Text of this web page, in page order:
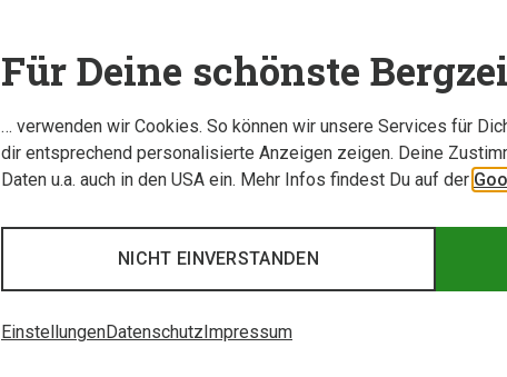
Für Deine schönste
… verwenden wir Cookies. So können wir unsere Services für
dir entsprechend personalisierte Anzeigen zeigen. Deine
Daten u.a. auch in den USA ein. Mehr Infos findest Du auf der
NICHT EINVERSTANDEN
EinstellungenDatenschutz Impressum